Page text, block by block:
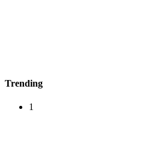
Trending
1